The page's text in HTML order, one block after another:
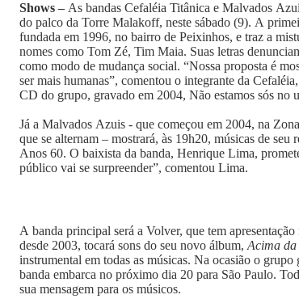
Shows – As bandas Cefaléia Titânica e Malvados
do palco da Torre Malakoff, neste sábado (9). A
fundada em 1996, no bairro de Peixinhos, e traz a
nomes como Tom Zé, Tim Maia. Suas letras
como modo de mudança social. “Nossa proposta é
ser mais humanas”, comentou o integrante da
CD do grupo, gravado em 2004, Não estamos sós no
Já a Malvados Azuis - que começou em 2004, na
que se alternam – mostrará, às 19h20, músicas de
Anos 60. O baixista da banda, Henrique Lima,
público vai se surpreender”, comentou Lima.
A banda principal será a Volver, que tem
desde 2003, tocará sons do seu novo álbum, Acima
instrumental em todas as músicas. Na ocasião o
banda embarca no próximo dia 20 para São Paulo.
sua mensagem para os músicos.